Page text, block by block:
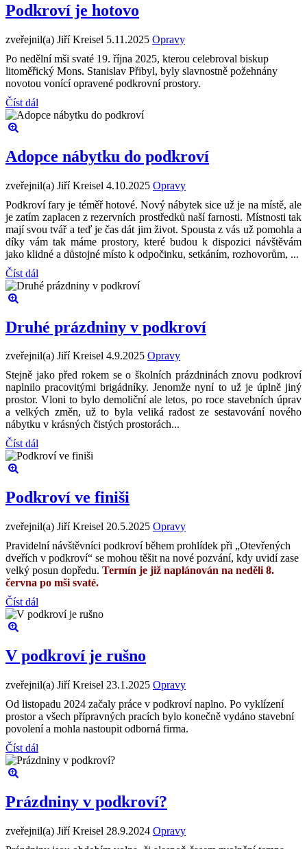
Podkroví je hotovo
zveřejnil(a) Jiří Kreisel 5.11.2025 Opravy
Po nedělní mši svaté 19. října 2025, kterou celebroval biskup
litoměřický Mons. Stanislav Přibyl, byly slavnostně požehnány
novotou vonící opravené podkrovní prostory.
Číst dál
Adopce nábytku do podkroví
zveřejnil(a) Jiří Kreisel 4.10.2025 Opravy
Podkroví fary je téměř hotové. Nový nábytek sice už je na místě, ale
je zatím zaplacen z rezervních prostředků naší farnosti. Místnosti tak
mají svou tvář a teď je čas dát jim život. Spousta z vás už pomohla a
díky vám tak máme prostory, které budou k dispozici návštěvám
jako klidné a důstojné místo k odpočinku, setkáním, rozhovorům, ...
Číst dál
Druhé prázdniny v podkroví
zveřejnil(a) Jiří Kreisel 4.9.2025 Opravy
Stejně jako před rokem se o školních prázdninách znovu podkroví
naplnilo pracovitými brigádníky. Jenomže nyní to už je úplně jiný
prostor. Vloni to bylo demoliční ale letos, po roce stavebních úprav
a velkých změn, už to byla veliká radost ze sestavování nového
nábytku v krásných čistých prostorách...
Číst dál
Podkroví ve finiši
zveřejnil(a) Jiří Kreisel 20.5.2025 Opravy
Pravidelní návštěvníci podkroví během prohlídek při „Otevřených
dveřích v podkroví“ se mohou těšit na nové pozvání, kdy uvidí zase
velký posun dopředu. Termín je již naplánován na neděli 8.
června po mši svaté.
Číst dál
V podkroví je rušno
zveřejnil(a) Jiří Kreisel 23.1.2025 Opravy
Od listopadu 2024 začaly práce v podkroví naplno. Po vyklízení
prostor a všech přípravných pracích bylo konečně vydáno stavební
povolení a mohla nastoupit odborná firma.
Číst dál
Prázdniny v podkroví?
zveřejnil(a) Jiří Kreisel 28.9.2024 Opravy